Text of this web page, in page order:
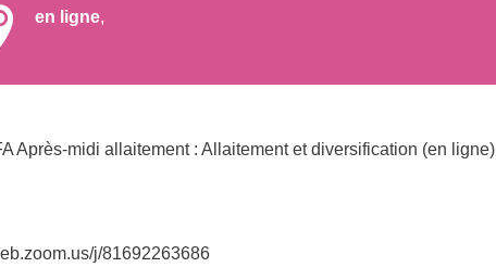
en ligne,
Après-midi allaitement : Allaitement et diversification (en ligne)
j/81692263686